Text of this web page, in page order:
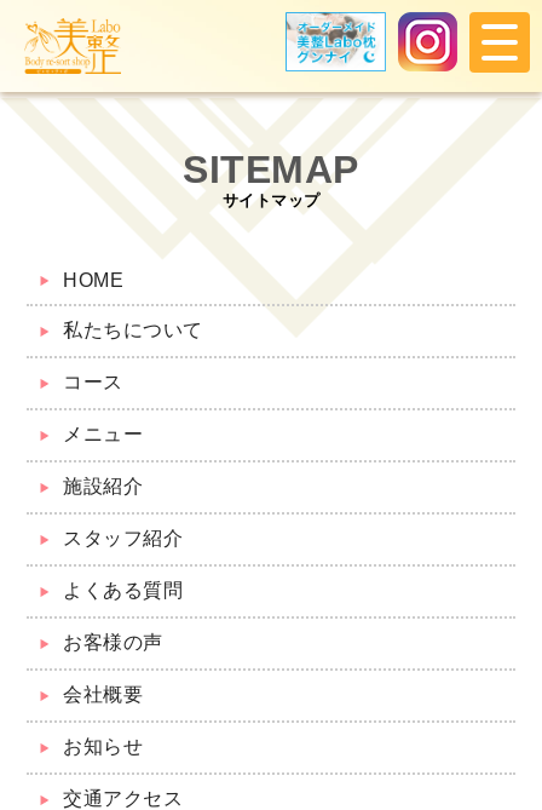
SITEMAP
サイトマップ
HOME
私たちについて
コース
メニュー
施設紹介
スタッフ紹介
よくある質問
お客様の声
会社概要
お知らせ
交通アクセス